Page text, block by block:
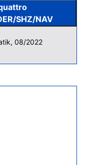
SHZ/NAV
08/2022